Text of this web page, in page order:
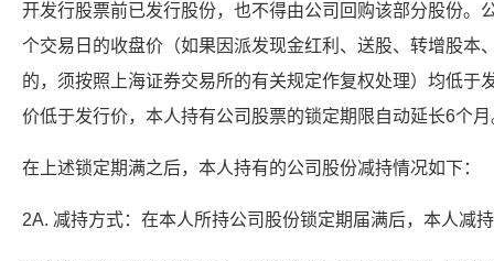
开发行股票前已发行股份，也不得由公司回购该部分股份。
个交易日的收盘价（如果因派发现金红利、送股、转增股本
的，须按照上海证券交易所的有关规定作复权处理）均低于
价低于发行价，本人持有公司股票的锁定期限自动延长6个月
在上述锁定期满之后，本人持有的公司股份减持情况如下：
2A. 减持方式：在本人所持公司股份锁定期届满后，本人减